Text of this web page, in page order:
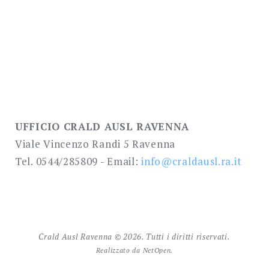
UFFICIO CRALD AUSL RAVENNA
Viale Vincenzo Randi 5 Ravenna
Tel. 0544/285809 - Email:info@craldausl.ra.it
Crald Ausl Ravenna © 2026. Tutti i diritti riservati.
Realizzato da NetOpen.